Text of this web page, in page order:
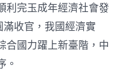
利完玉成年經濟社會發
滿收官，我國經濟實
合國力躍上新臺階，中
。